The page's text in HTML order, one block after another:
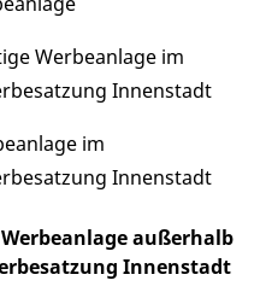
Werbeanlage im
Innenstadt
im
Innenstadt
außerhalb
Innenstadt